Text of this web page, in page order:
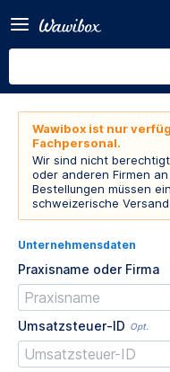
Wawibox ist nur
Fachpersonal.
Wir sind nicht
oder anderen Firmen
Bestellungen müssen
schweizerische
Unternehmensdaten
Praxisname oder Firma
Umsatzsteuer-ID Opt.